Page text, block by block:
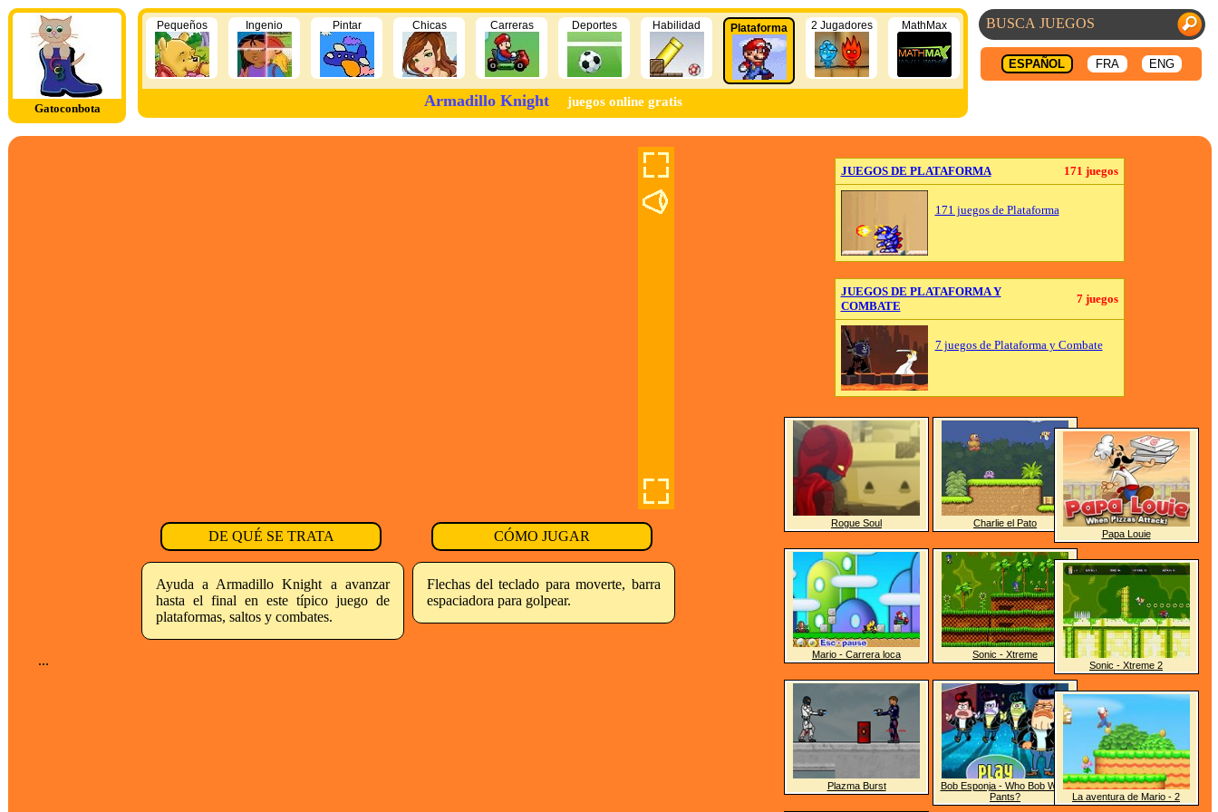
Gatoconbota
ESPAÑOL FRA ENG
Pequeños Ingenio Pintar Chicas Carreras Deportes Habilidad Plataforma 2 Jugadores MathMax
Armadillo Knight juegos online gratis
DE QUÉ SE TRATA CÓMO JUGAR
Ayuda a Armadillo Knight a avanzar
hasta el final en este típico juego de
plataformas, saltos y combates.
Flechas del teclado para moverte, barra
espaciadora para golpear.
...
JUEGOS DE PLATAFORMA 171 juegos
171 juegos de Plataforma
JUEGOS DE PLATAFORMA Y
COMBATE
7 juegos
7 juegos de Plataforma y Combate
Rogue Soul
Mario - Carrera loca
Plazma Burst
Charlie el Pato
Sonic - Xtreme
Bob Esponja - Who Bob What
Pants?
Papa Louie
Sonic - Xtreme 2
La aventura de Mario - 2